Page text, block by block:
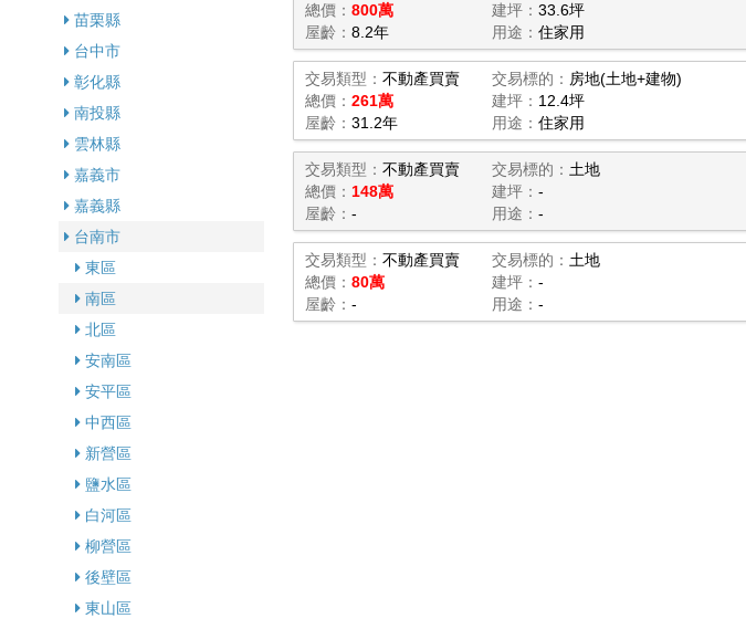
苗栗縣
台中市
彰化縣
南投縣
雲林縣
嘉義市
嘉義縣
台南市
東區
南區
北區
安南區
安平區
中西區
新營區
鹽水區
白河區
柳營區
後壁區
東山區
總價：800萬 建坪：33.6坪
屋齡：8.2年 用途：住家用
交易類型：不動產買賣 交易標的： 房地(土地+建物)
總價：261萬 建坪： 12.4坪
屋齡：31.2年 用途：住家用
交易類型：不動產買賣 交易標的： 土地
總價： 148萬 建坪：-
屋齡：- 用途：-
交易類型：不動產買賣 交易標的： 土地
總價：80萬 建坪：-
屋齡：- 用途：-